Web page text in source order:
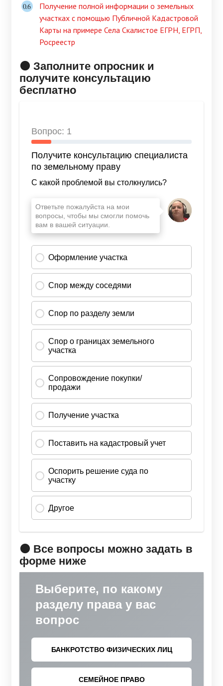
Получение полной информации о земельных
участках с помощью Публичной Кадастровой
Карты на примере Села Скалистое ЕГРН, ЕГРП,
Росреестр
🟠 Заполните опросник и
получите консультацию
бесплатно
🟠 Все вопросы можно задать в
форме ниже